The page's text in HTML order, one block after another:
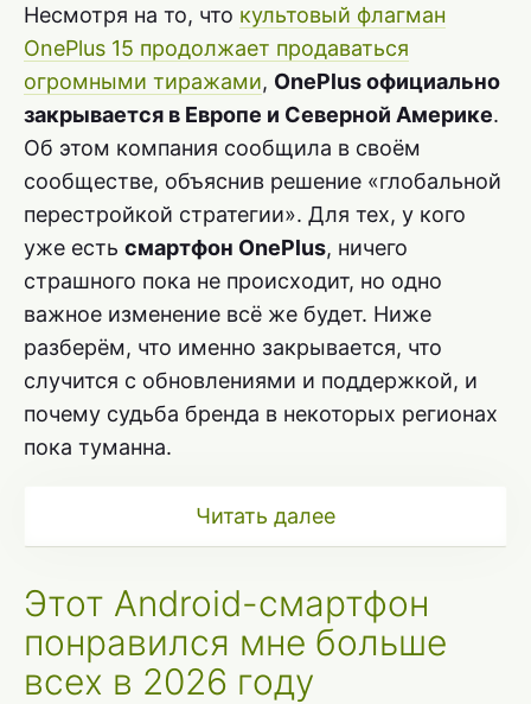
Несмотря на то, что культовый флагман
OnePlus 15 продолжает продаваться
огромными тиражами, OnePlus официально
закрывается в Европе и Северной Америке.
Об этом компания сообщила в своём
сообществе, объяснив решение «глобальной
перестройкой стратегии». Для тех, у кого
уже есть смартфон OnePlus, ничего
страшного пока не происходит, но одно
важное изменение всё же будет. Ниже
разберём, что именно закрывается, что
случится с обновлениями и поддержкой, и
почему судьба бренда в некоторых регионах
пока туманна.
Читать далее
Этот Android-смартфон
понравился мне больше
всех в 2026 году